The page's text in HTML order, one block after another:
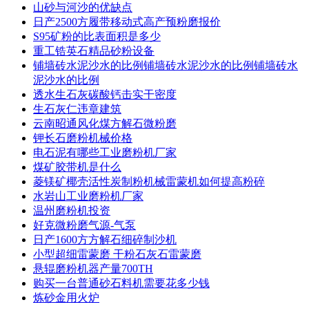
山砂与河沙的优缺点
日产2500方履带移动式高产预粉磨报价
S95矿粉的比表面积是多少
重工锆英石精品砂粉设备
铺墙砖水泥沙水的比例铺墙砖水泥沙水的比例铺墙砖水
泥沙水的比例
透水生石灰碳酸钙击实干密度
生石灰仁违章建筑
云南昭通风化煤方解石微粉磨
钾长石磨粉机械价格
电石泥有哪些工业磨粉机厂家
煤矿胶带机是什么
菱镁矿椰壳活性炭制粉机械雷蒙机如何提高粉碎
水岩山工业磨粉机厂家
温州磨粉机投资
好克微粉磨气源-气泵
日产1600方方解石细碎制沙机
小型超细雷蒙磨 干粉石灰石雷蒙磨
悬辊磨粉机器产量700TH
购买一台普通砂石料机需要花多少钱
炼砂金用火炉